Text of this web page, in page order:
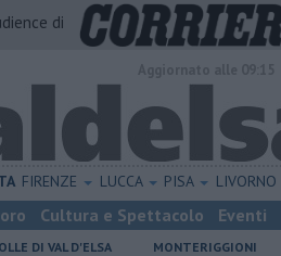
di
FIRENZE LUCCA PISA LIVORNO
Cultura e Spettacolo Eventi
DI VAL D'ELSA MONTERIGGIONI